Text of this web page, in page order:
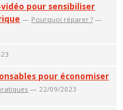
pour sensibiliser
— Pourquoi réparer ? —
pour économiser
— 22/09/2023